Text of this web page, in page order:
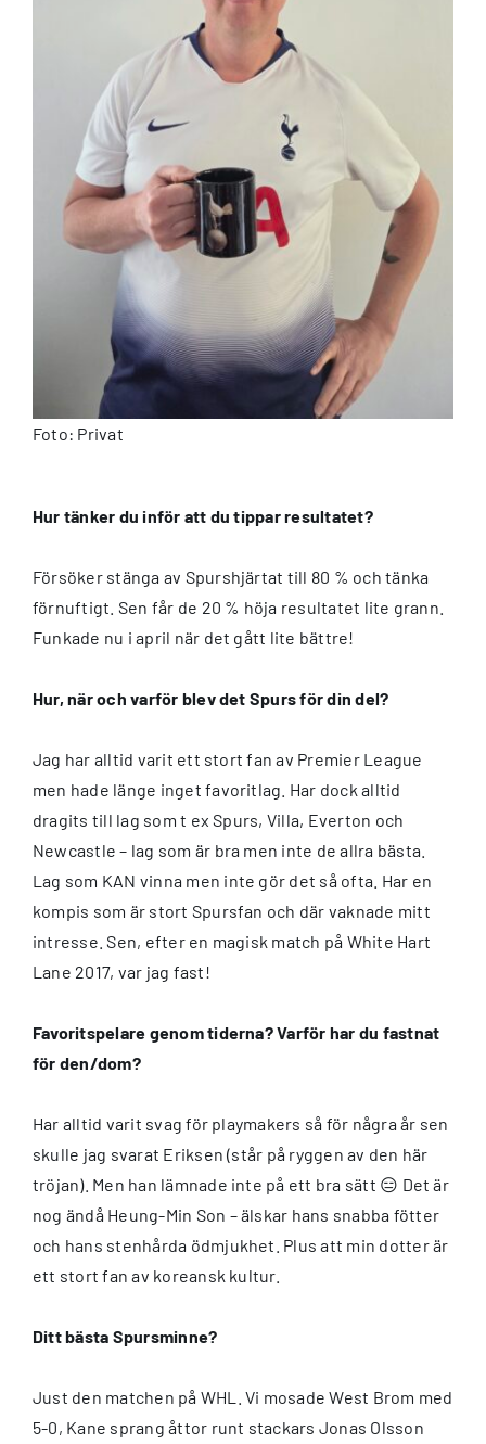
Foto: Privat
Hur tänker du inför att du tippar resultatet?
Försöker stänga av Spurshjärtat till 80 % och tänka
förnuftigt. Sen får de 20 % höja resultatet lite grann.
Funkade nu i april när det gått lite bättre!
Hur, när och varför blev det Spurs för din del?
Jag har alltid varit ett stort fan av Premier League
men hade länge inget favoritlag. Har dock alltid
dragits till lag som t ex Spurs, Villa, Everton och
Newcastle – lag som är bra men inte de allra bästa.
Lag som KAN vinna men inte gör det så ofta. Har en
kompis som är stort Spursfan och där vaknade mitt
intresse. Sen, efter en magisk match på White Hart
Lane 2017, var jag fast!
Favoritspelare genom tiderna? Varför har du fastnat
för den/dom?
Har alltid varit svag för playmakers så för några år sen
skulle jag svarat Eriksen (står på ryggen av den här
tröjan). Men han lämnade inte på ett bra sätt 😑 Det är
nog ändå Heung-Min Son – älskar hans snabba fötter
och hans stenhårda ödmjukhet. Plus att min dotter är
ett stort fan av koreansk kultur.
Ditt bästa Spursminne?
Just den matchen på WHL. Vi mosade West Brom med
5-0, Kane sprang åttor runt stackars Jonas Olsson